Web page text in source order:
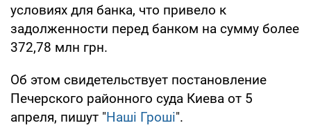
условиях для банка, что привело к
задолженности перед банком на сумму более
372,78 млн грн.
Об этом свидетельствует постановление
Печерского районного суда Киева от 5
апреля, пишут "Наші Гроші".